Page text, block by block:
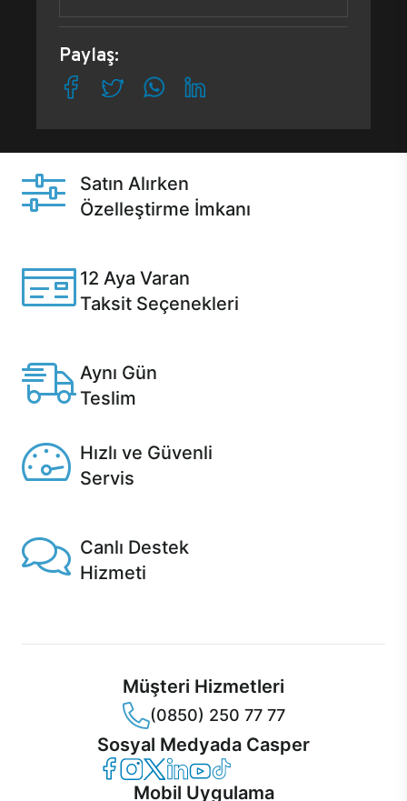
Paylaş:
Satın Alırken
Özelleştirme İmkanı
12 Aya Varan
Taksit Seçenekleri
Aynı Gün
Teslim
Hızlı ve Güvenli
Servis
Canlı Destek
Hizmeti
Müşteri Hizmetleri
(0850) 250 77 77
Sosyal Medyada Casper
Casper Facebook
Casper Instagram
Casper Twitter
Casper LinkedIn
Casper YouTube
Casper TikTok
Mobil Uygulama